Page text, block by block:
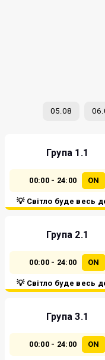
05.08
Група 1.1
00:00 - 24:00 ON
💡 Світло буде весь
Група 2.1
00:00 - 24:00 ON
💡 Світло буде весь
Група 3.1
00:00 - 24:00 ON